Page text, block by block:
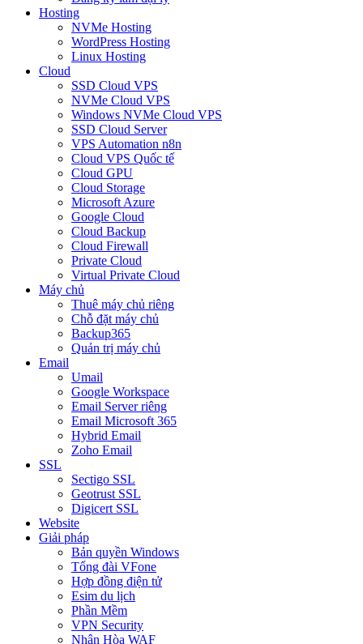
Hosting
NVMe Hosting
WordPress Hosting
Linux Hosting
Cloud
SSD Cloud VPS
NVMe Cloud VPS
Windows NVMe Cloud VPS
SSD Cloud Server
VPS Automation n8n
Cloud VPS Quốc tế
Cloud GPU
Cloud Storage
Microsoft Azure
Google Cloud
Cloud Backup
Cloud Firewall
Private Cloud
Virtual Private Cloud
Máy chủ
Thuê máy chủ riêng
Chỗ đặt máy chủ
Backup365
Quản trị máy chủ
Email
Umail
Google Workspace
Email Server riêng
Email Microsoft 365
Hybrid Email
Zoho Email
SSL
Sectigo SSL
Geotrust SSL
Digicert SSL
Website
Giải pháp
Bản quyền Windows
Tổng đài VFone
Hợp đồng điện tử
Esim du lịch
Phần Mềm
VPN Security
Nhân Hòa WAF